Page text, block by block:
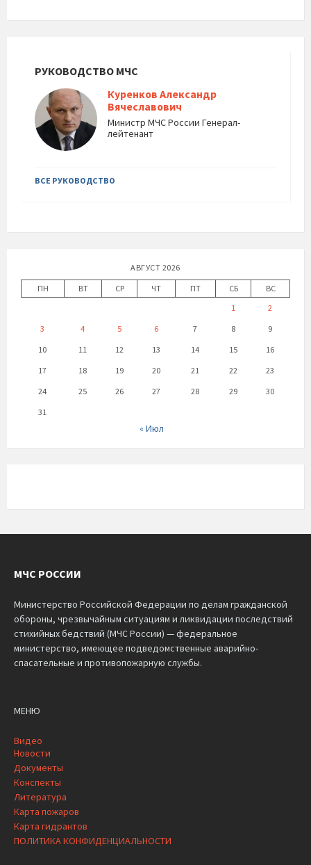
РУКОВОДСТВО МЧС
Куренков Александр
Вячеславович
Министр МЧС России Генерал-
лейтенант
ВСЕ РУКОВОДСТВО
АВГУСТ 2026
ПН
ВТ СР ЧТ ПТ СБ
ВС
1
2
3
4 5 6 7 8
9
10
11 12 13 14 15
16
17
18 19 20 21 22
23
24
25 26 27 28 29
30
31
« Июл
МЧС РОССИИ
Министерство Российской Федерации по делам гражданской
обороны, чрезвычайным ситуациям и ликвидации последствий
стихийных бедствий (МЧС России) — федеральное
министерство, имеющее подведомственные аварийно-
спасательные и противопожарную службы.
МЕНЮ
Видео
Новости
Документы
Конспекты
Литература
Карта пожаров
Карта гидрантов
ПОЛИТИКА КОНФИДЕНЦИАЛЬНОСТИ